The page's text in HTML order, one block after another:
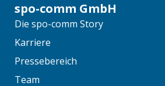
spo-comm GmbH
Die spo-comm Story
Karriere
Pressebereich
Team